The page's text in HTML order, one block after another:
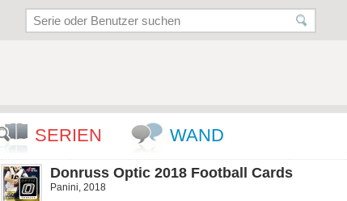
SERIEN WAND
Donruss Optic 2018 Football Cards
Panini, 2018